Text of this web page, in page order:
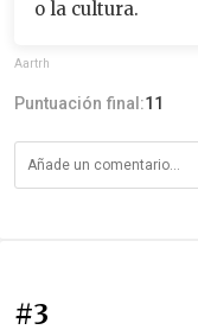
o la cultura.
Aartrh
Puntuación final:11
#3